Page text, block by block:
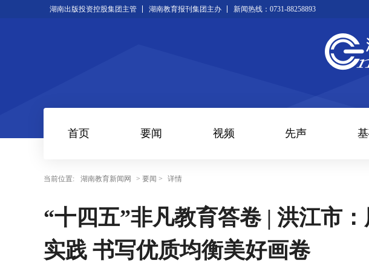
湖南出版投资控股集团主管 湖南教育报刊集团主办 新闻热线：0731-88258893
首页 要闻 视频 先声
当前位置: 湖南教育新闻网 > 要闻 > 详情
“十四五”非凡教育答卷 | 洪江市
实践 书写优质均衡美好画卷